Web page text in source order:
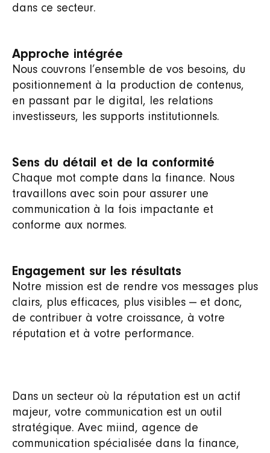
dans ce secteur.
Approche intégrée
Nous couvrons l’ensemble de vos besoins, du
positionnement à la production de contenus,
en passant par le digital, les relations
investisseurs, les supports institutionnels.
Sens du détail et de la conformité
Chaque mot compte dans la finance. Nous
travaillons avec soin pour assurer une
communication à la fois impactante et
conforme aux normes.
Engagement sur les résultats
Notre mission est de rendre vos messages plus
clairs, plus efficaces, plus visibles — et donc,
de contribuer à votre croissance, à votre
réputation et à votre performance.
Dans un secteur où la réputation est un actif
majeur, votre communication est un outil
stratégique. Avec miind, agence de
communication spécialisée dans la finance,